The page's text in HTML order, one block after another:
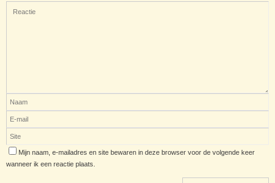
Mijn naam, e-mailadres en site bewaren in deze browser voor de volgende keer
wanneer ik een reactie plaats.